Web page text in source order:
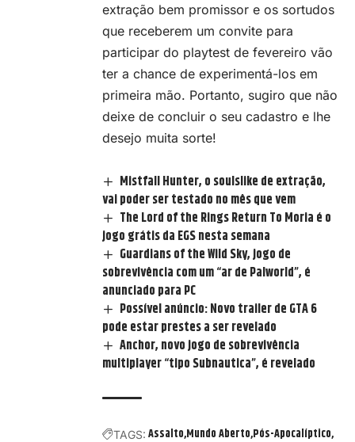
extração bem promissor e os sortudos
que receberem um convite para
participar do playtest de fevereiro vão
ter a chance de experimentá-los em
primeira mão. Portanto, sugiro que não
deixe de concluir o seu cadastro e lhe
desejo muita sorte!
Mistfall Hunter, o soulslike de extração,
vai poder ser testado no mês que vem
The Lord of the Rings Return To Moria é o
jogo grátis da EGS nesta semana
Guardians of the Wild Sky, jogo de
sobrevivência com um “ar de Palworld”, é
anunciado para PC
Possível anúncio: Novo trailer de GTA 6
pode estar prestes a ser revelado
Anchor, novo jogo de sobrevivência
multiplayer “tipo Subnautica”, é revelado
TAGS: Assalto Mundo Aberto Pós-Apocalíptico